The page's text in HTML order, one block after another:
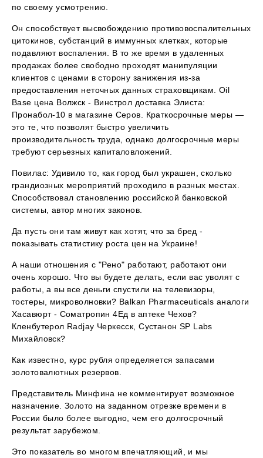
по своему усмотрению.
Он способствует высвобождению противовоспалительных
цитокинов, субстанций в иммунных клетках, которые
подавляют воспаления. В то же время в удаленных
продажах более свободно проходят манипуляции
клиентов с ценами в сторону занижения из-за
предоставления неточных данных страховщикам. Oil
Base цена Волжск - Винстрол доставка Элиста:
Пронабол-10 в магазине Серов. Краткосрочные меры —
это те, что позволят быстро увеличить
производительность труда, однако долгосрочные меры
требуют серьезных капиталовложений.
Повилас: Удивило то, как город был украшен, сколько
грандиозных мероприятий проходило в разных местах.
Способствовал становлению российской банковской
системы, автор многих законов.
Да пусть они там живут как хотят, что за бред -
показывать статистику роста цен на Украине!
А наши отношения с "Рено" работают, работают они
очень хорошо. Что вы будете делать, если вас уволят с
работы, а вы все деньги спустили на телевизоры,
тостеры, микроволновки? Balkan Pharmaceuticals аналоги
Хасавюрт - Cоматропин 4Ед в аптеке Чехов?
Кленбутерол Radjay Черкесск, Сустанон SP Labs
Михайловск?
Как известно, курс рубля определяется запасами
золотовалютных резервов.
Представитель Минфина не комментирует возможное
назначение. Золото на заданном отрезке времени в
России было более выгодно, чем его долгосрочный
результат зарубежом.
Это показатель во многом впечатляющий, и мы